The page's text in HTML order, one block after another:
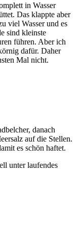
in Wasser
Das klappte aber
viel Wasser und es
sind kleinste
führen. Aber ich
dafür. Daher
Mal nicht.
danach
auf die Stellen.
es schön haftet.
unter laufendes